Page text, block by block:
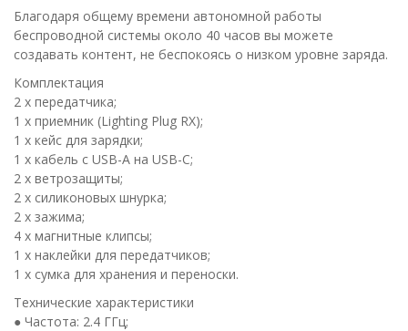
Благодаря общему времени автономной работы
беспроводной системы около 40 часов вы можете
создавать контент, не беспокоясь о низком уровне заряда.
Комплектация
2 х передатчика;
1 х приемник (Lighting Plug RX);
1 х кейс для зарядки;
1 х кабель с USB-A на USB-C;
2 х ветрозащиты;
2 х силиконовых шнурка;
2 х зажима;
4 х магнитные клипсы;
1 х наклейки для передатчиков;
1 х сумка для хранения и переноски.
Технические характеристики
● Частота: 2.4 ГГц;